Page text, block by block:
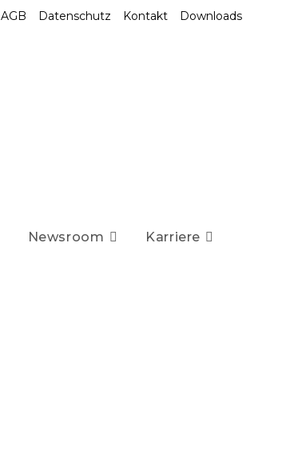
AGB Datenschutz Kontakt Downloads
Newsroom Karriere